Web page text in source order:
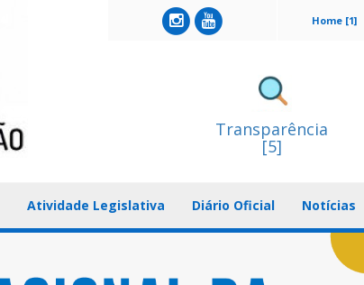
Home [1]
Transparência
[5]
Atividade Legislativa Diário Oficial Notícias